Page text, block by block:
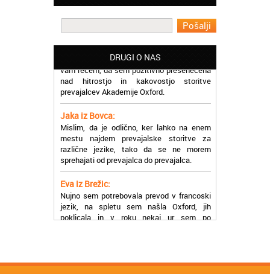
DRUGI O NAS
Martina iz Bleda:
Potrebovala sem prevajanje iz
nad hitrostjo in kakovostjo storitve
prevajalcev Akademije Oxford.
Jaka iz Bovca:
Mislim, da je odlično, ker lahko na enem
mestu najdem prevajalske storitve za
različne jezike, tako da se ne morem
sprehajati od prevajalca do prevajalca.
Eva iz Brežic:
Nujno sem potrebovala prevod v francoski
jezik, na spletu sem našla Oxford, jih
poklicala in v roku nekaj ur sem po
elektronski pošti prejela prevod. Resnično
so izjemni!
samo pohvalne besede!